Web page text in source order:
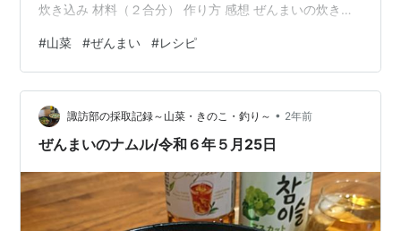
炊き込み 材料（２合分） 作り方 感想 ぜんまいの炊き込
の） 油揚げ...１枚 人参...１/３本 割烹白だし（ヤマキ）...
大さじ４ 作り方 ①人参と油揚げは薄切りに、ぜんまい
は一口大に切る。 ②炊飯器に洗った米、割烹白だしを入
れ、２合目の目盛りまで水を入れてかき混ぜる。①も加
えて、炊飯する。 ③炊き上がったら全体を混ぜて完成…
#山菜 #ぜんまい #レシピ
諏訪部の採取記録～山菜・きのこ・釣り～ • 2年前
ぜんまいのナムル/令和６年５月25日